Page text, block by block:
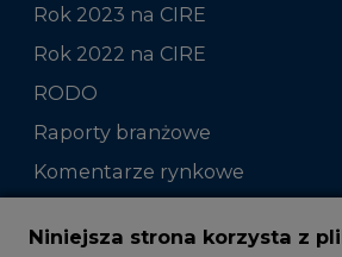
Rok 2023 na CIRE
Rok 2022 na CIRE
RODO
Raporty branżowe
Komentarze rynkowe
Zmiany kadrowe na rynku
Niniejsza strona korzysta z